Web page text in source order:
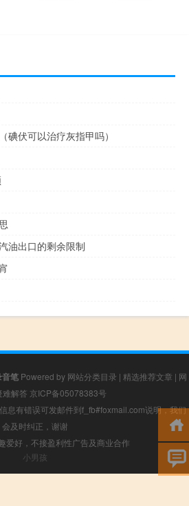
碘伏可以治疗灰指甲吗）
油出口的剩余限制
笔 Powered by 网站分类目录 | 精选推荐文章 | 网
难解答 京ICP备05078383号
息有错误可发邮件到f_fb#foxmail.com说明，我们
会及时纠正，谢谢
爱好，不接盈利性广告及商业合作
小男孩